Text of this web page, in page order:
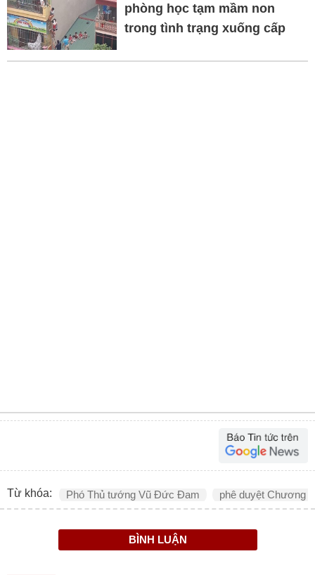
phòng học tạm mầm non
trong tình trạng xuống cấp
Từ khóa: Phó Thủ tướng Vũ Đức Đam phê duyệt Chương
BÌNH LUẬN